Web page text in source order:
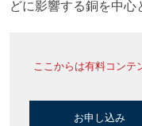
どに影響する銅を中
ここからは有料コンテ
お申し込み